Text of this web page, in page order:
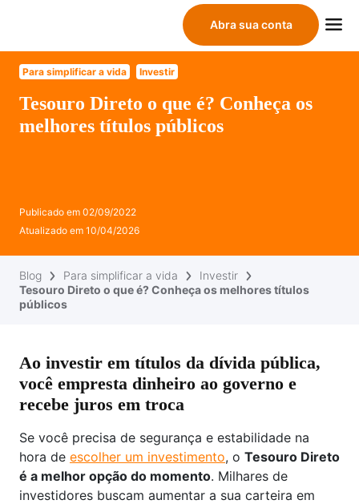
Abra sua conta
Para simplificar a vida Investir
Tesouro Direto o que é? Conheça os
melhores títulos públicos
Publicado em 02/09/2022
Atualizado em 10/04/2026
Blog Para simplificar a vida
Investir
Tesouro Direto o que é? Conheça os melhores títulos
públicos
Ao investir em títulos da dívida pública,
você empresta dinheiro ao governo e
recebe juros em troca
Se você precisa de segurança e estabilidade na
hora de escolher um investimento, o Tesouro Direto
é a melhor opção do momento. Milhares de
investidores buscam aumentar a sua carteira em